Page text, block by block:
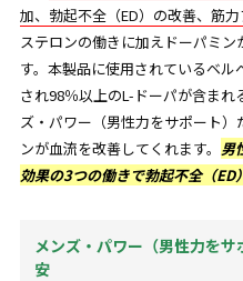
加、勃起不全（ED）の改善、筋力
ステロンの働きに加えドーパミ
す。本製品に使用されているベ
され98％以上のL-ドーパが含ま
ズ・パワー（男性力をサポート）
ンが血流を改善してくれます。 男
効果の3つの働きで勃起不全（ED
メンズ・パワー（男性力を
安